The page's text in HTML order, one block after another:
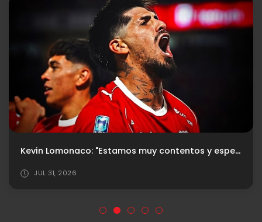
Kevin Lomonaco: "Estamos muy contentos y esperamos seguir por este camino"
JUL 31, 2026